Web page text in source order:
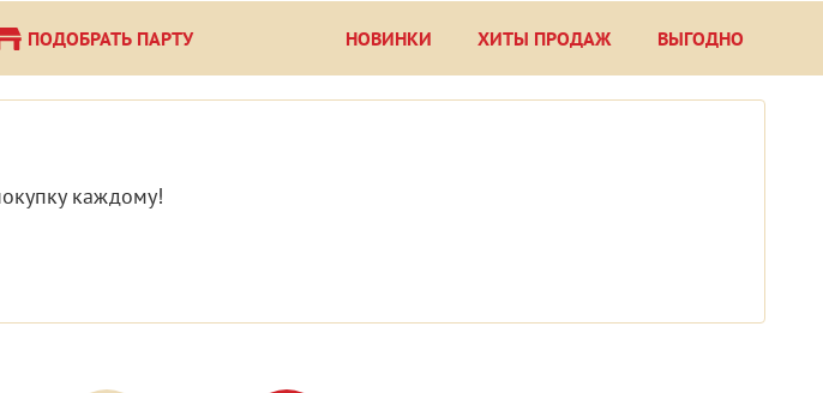
ПОДОБРАТЬ ПАРТУ НОВИНКИ ХИТЫ ПРОДАЖ ВЫГОДНО
каждому!